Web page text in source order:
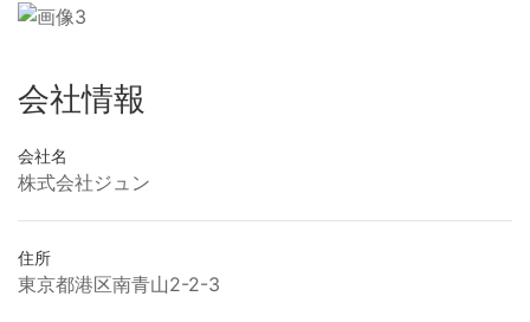
会社情報
会社名
株式会社ジュン
住所
東京都港区南青山2-2-3